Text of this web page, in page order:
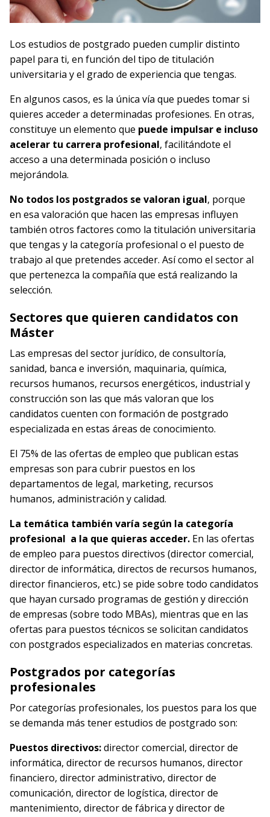
Los estudios de postgrado pueden cumplir distinto
papel para ti, en función del tipo de titulación
universitaria y el grado de experiencia que tengas.
En algunos casos, es la única vía que puedes tomar si
quieres acceder a determinadas profesiones. En otras,
constituye un elemento que puede impulsar e incluso
acelerar tu carrera profesional, facilitándote el
acceso a una determinada posición o incluso
mejorándola.
No todos los postgrados se valoran igual, porque
en esa valoración que hacen las empresas influyen
también otros factores como la titulación universitaria
que tengas y la categoría profesional o el puesto de
trabajo al que pretendes acceder. Así como el sector al
que pertenezca la compañía que está realizando la
selección.
Sectores que quieren candidatos con
Máster
Las empresas del sector jurídico, de consultoría,
sanidad, banca e inversión, maquinaria, química,
recursos humanos, recursos energéticos, industrial y
construcción son las que más valoran que los
candidatos cuenten con formación de postgrado
especializada en estas áreas de conocimiento.
El 75% de las ofertas de empleo que publican estas
empresas son para cubrir puestos en los
departamentos de legal, marketing, recursos
humanos, administración y calidad.
La temática también varía según la categoría
profesional a la que quieras acceder. En las ofertas
de empleo para puestos directivos (director comercial,
director de informática, directos de recursos humanos,
director financieros, etc.) se pide sobre todo candidatos
que hayan cursado programas de gestión y dirección
de empresas (sobre todo MBAs), mientras que en las
ofertas para puestos técnicos se solicitan candidatos
con postgrados especializados en materias concretas.
Postgrados por categorías
profesionales
Por categorías profesionales, los puestos para los que
se demanda más tener estudios de postgrado son:
Puestos directivos:director comercial, director de
informática, director de recursos humanos, director
financiero, director administrativo, director de
comunicación, director de logística, director de
mantenimiento, director de fábrica y director de